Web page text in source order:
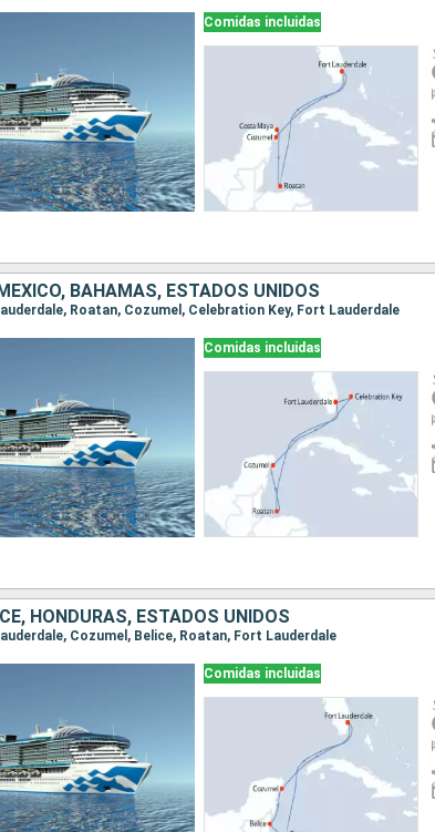
Comidas incluidas
BAHAMAS, ESTADOS UNIDOS
Roatan, Cozumel, Celebration Key, Fort Lauderdale
Comidas incluidas
HONDURAS, ESTADOS UNIDOS
Cozumel, Belice, Roatan, Fort Lauderdale
Comidas incluidas